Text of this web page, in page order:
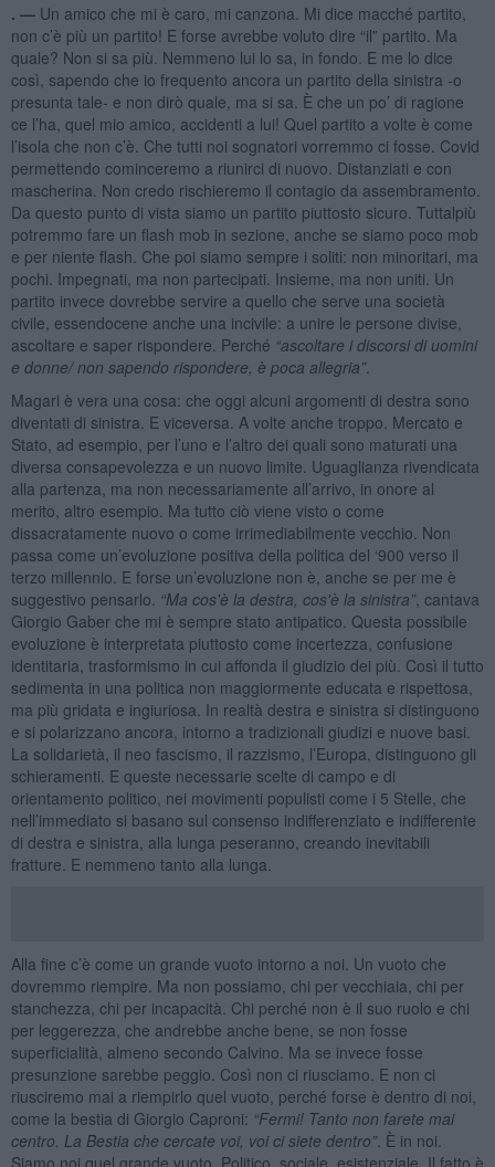
. — Un amico che mi è caro, mi canzona. Mi dice macché partito,
non c’è più un partito! E forse avrebbe voluto dire “il” partito. Ma
quale? Non si sa più. Nemmeno lui lo sa, in fondo. E me lo dice
così, sapendo che io frequento ancora un partito della sinistra -o
presunta tale- e non dirò quale, ma si sa. È che un po’ di ragione
ce l’ha, quel mio amico, accidenti a lui! Quel partito a volte è come
l’isola che non c’è. Che tutti noi sognatori vorremmo ci fosse. Covid
permettendo cominceremo a riunirci di nuovo. Distanziati e con
mascherina. Non credo rischieremo il contagio da assembramento.
Da questo punto di vista siamo un partito piuttosto sicuro. Tuttalpiù
potremmo fare un flash mob in sezione, anche se siamo poco mob
e per niente flash. Che poi siamo sempre i soliti: non minoritari, ma
pochi. Impegnati, ma non partecipati. Insieme, ma non uniti. Un
partito invece dovrebbe servire a quello che serve una società
civile, essendocene anche una incivile: a unire le persone divise,
ascoltare e saper rispondere. Perché “ascoltare i discorsi di uomini
e donne/ non sapendo rispondere, è poca allegria”.
Magari è vera una cosa: che oggi alcuni argomenti di destra sono
diventati di sinistra. E viceversa. A volte anche troppo. Mercato e
Stato, ad esempio, per l’uno e l’altro dei quali sono maturati una
diversa consapevolezza e un nuovo limite. Uguaglianza rivendicata
alla partenza, ma non necessariamente all’arrivo, in onore al
merito, altro esempio. Ma tutto ciò viene visto o come
dissacratamente nuovo o come irrimediabilmente vecchio. Non
passa come un’evoluzione positiva della politica del ‘900 verso il
terzo millennio. E forse un’evoluzione non è, anche se per me è
suggestivo pensarlo. “Ma cos'è la destra , cos'è la sinistra”, cantava
Giorgio Gaber che mi è sempre stato antipatico. Questa possibile
evoluzione è interpretata piuttosto come incertezza, confusione
identitaria, trasformismo in cui affonda il giudizio dei più. Così il tutto
sedimenta in una politica non maggiormente educata e rispettosa,
ma più gridata e ingiuriosa. In realtà destra e sinistra si distinguono
e si polarizzano ancora, intorno a tradizionali giudizi e nuove basi.
La solidarietà, il neo fascismo, il razzismo, l’Europa, distinguono gli
schieramenti. E queste necessarie scelte di campo e di
orientamento politico, nei movimenti populisti come i 5 Stelle, che
nell’immediato si basano sul consenso indifferenziato e indifferente
di destra e sinistra, alla lunga peseranno, creando inevitabili
fratture. E nemmeno tanto alla lunga.
Alla fine c’è come un grande vuoto intorno a noi. Un vuoto che
dovremmo riempire. Ma non possiamo, chi per vecchiaia, chi per
stanchezza, chi per incapacità. Chi perché non è il suo ruolo e chi
per leggerezza, che andrebbe anche bene, se non fosse
superficialità, almeno secondo Calvino. Ma se invece fosse
presunzione sarebbe peggio. Così non ci riusciamo. E non ci
riusciremo mai a riempirlo quel vuoto, perché forse è dentro di noi,
come la bestia di Giorgio Caproni: “Fermi! Tanto non farete mai
centro. La Bestia che cercate voi, voi ci siete dentro”. È in noi.
Siamo noi quel grande vuoto. Politico, sociale, esistenziale. Il fatto è